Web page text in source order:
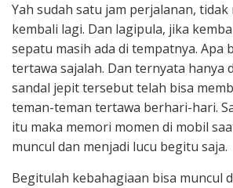
Yah sudah satu jam perjalanan,
kembali lagi. Dan lagipula, jika
sepatu masih ada di tempatnya. Apa
tertawa sajalah. Dan ternyata hanya
sandal jepit tersebut telah bisa
teman-teman tertawa berhari-hari.
itu maka memori momen di mobil
muncul dan menjadi lucu begitu saja.
Begitulah kebahagiaan bisa muncul